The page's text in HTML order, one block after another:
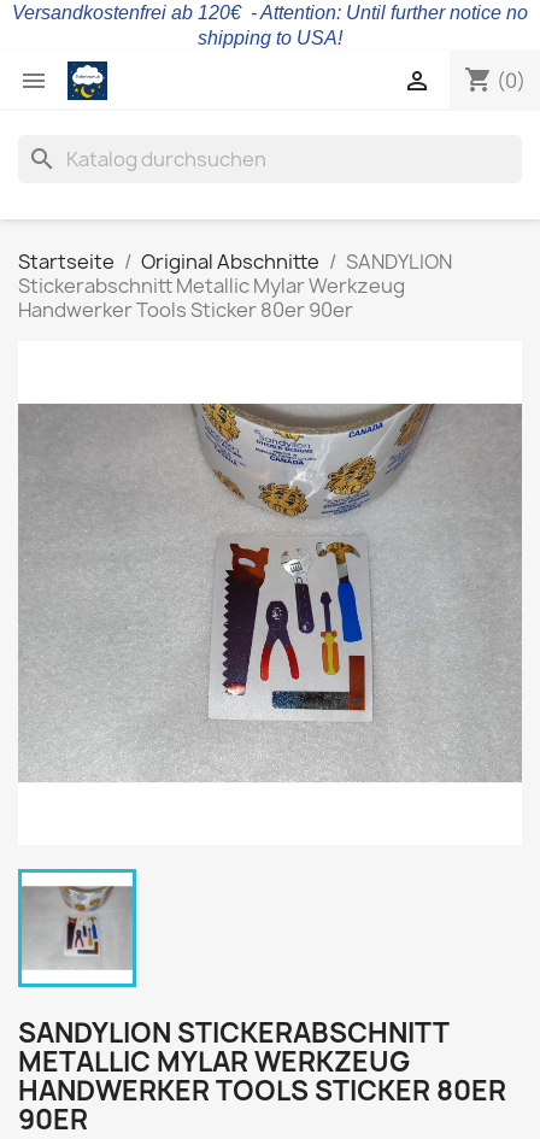
Versandkostenfrei ab 120€ - Attention: Until further notice no
shipping to USA!
 shopping_cart (0)

search
Startseite Original Abschnitte
SANDYLION
Stickerabschnitt Metallic Mylar Werkzeug
Handwerker Tools Sticker 80er 90er
SANDYLION STICKERABSCHNITT
METALLIC MYLAR WERKZEUG
HANDWERKER TOOLS STICKER 80ER
90ER